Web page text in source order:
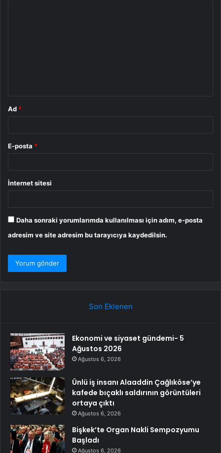
Ad *
E-posta *
İnternet sitesi
Daha sonraki yorumlarımda kullanılması için adım, e-posta
adresim ve site adresim bu tarayıcıya kaydedilsin.
Son Eklenen
Ekonomi ve siyaset gündemi- 5
Ağustos 2026
Ağustos 6, 2026
Ünlü iş insanı Alaaddin Çağlıköse’ye
kafede bıçaklı saldırının görüntüleri
ortaya çıktı
Ağustos 6, 2026
Bişkek’te Organ Nakli Sempozyumu
Başladı
Ağustos 6, 2026